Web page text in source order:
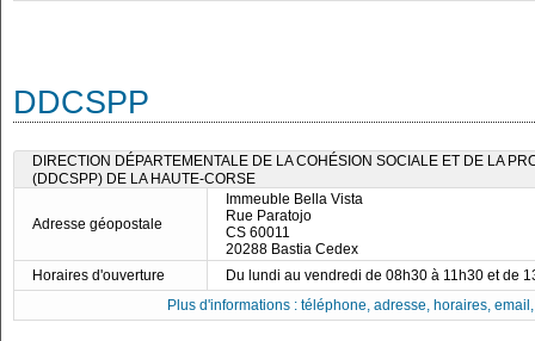
DDCSPP
DIRECTION DÉPARTEMENTALE DE LA COHÉSION SOCIALE ET DE LA
(DDCSPP) DE LA HAUTE-CORSE
Adresse géopostale
Immeuble Bella Vista
Rue Paratojo
CS 60011
20288 Bastia Cedex
Horaires d'ouverture
Du lundi au vendredi de 08h30 à 11h30 et de
Plus d'informations : téléphone, adresse, horaires,